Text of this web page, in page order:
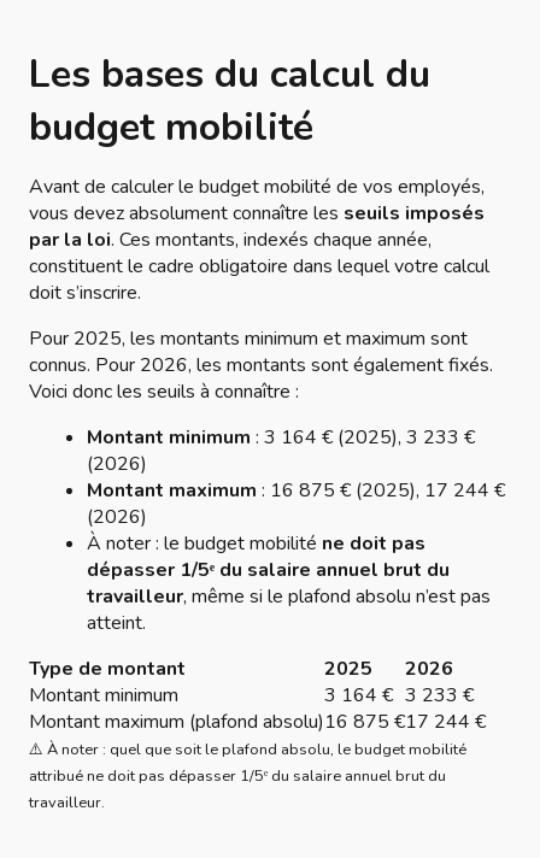
Les bases du calcul du
budget mobilité
Avant de calculer le budget mobilité de vos employés,
vous devez absolument connaître les seuils imposés
par la loi. Ces montants, indexés chaque année,
constituent le cadre obligatoire dans lequel votre calcul
doit s’inscrire.
Pour 2025, les montants minimum et maximum sont
connus. Pour 2026, les montants sont également fixés.
Voici donc les seuils à connaître :
Montant minimum : 3 164 € (2025), 3 233 €
(2026)
Montant maximum : 16 875 € (2025), 17 244 €
(2026)
À noter : le budget mobilité ne doit pas
dépasser 1/5ᵉ du salaire annuel brut du
travailleur, même si le plafond absolu n’est pas
atteint.
Type de montant
2025
2026
Montant minimum
3 164 € 3 233 €
Montant maximum (plafond absolu)16 875 €17 244 €
⚠️ À noter : quel que soit le plafond absolu, le budget mobilité
attribué ne doit pas dépasser 1/5ᵉ du salaire annuel brut du
travailleur.